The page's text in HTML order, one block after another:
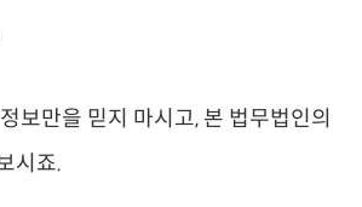
보만을 믿지 마시고, 본 법무법인의
시죠.